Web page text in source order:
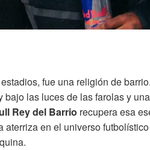
fue una religión de
las luces de las farolas y
Rey del Barrio recupera esa
aterriza en el universo